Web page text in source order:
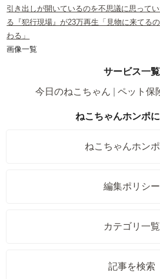
引き出しが開いているのを不思議に思って
る『犯行現場』が23万再生「見物に来てる
わる」
画像一覧
サービス一覧
今日のねこちゃん
ペット保
ねこちゃんホンポ
ねこちゃんホン
編集ポリシー
カテゴリ一覧
記事を検索